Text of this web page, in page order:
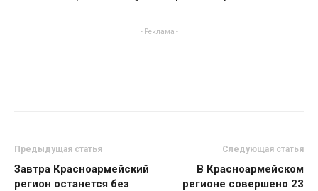
- Реклама -
Предыдущая статья
Завтра Красноармейский
регион останется без
Следующая статья
В Красноармейском
регионе совершено 23